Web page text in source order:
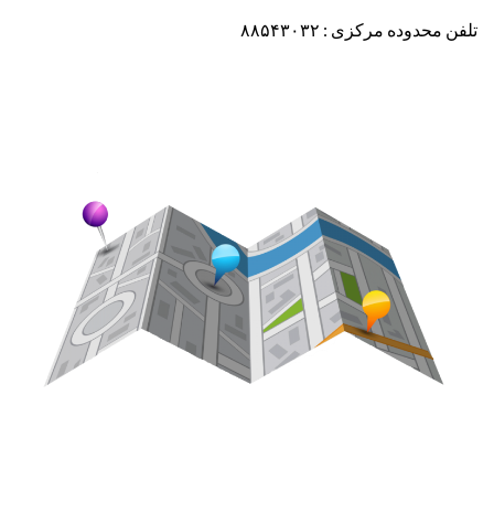
تلفن محدوده مرکزی : ۸۸۵۴۳۰۳۲